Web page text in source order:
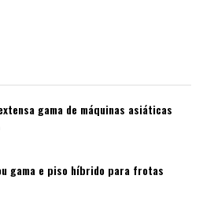
gama de máquinas asiáticas
gama e piso híbrido para frotas